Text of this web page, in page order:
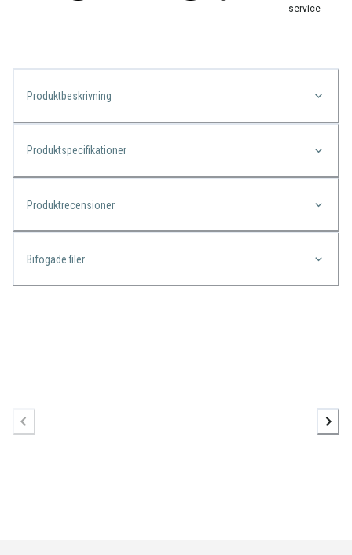
service
Produktbeskrivning
Produktspecifikationer
Produktrecensioner
Bifogade filer